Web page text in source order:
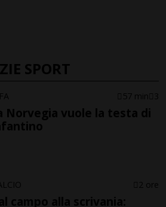
SPORT
57 min 3
Norvegia vuole la testa di
2 ore
campo alla scrivania: